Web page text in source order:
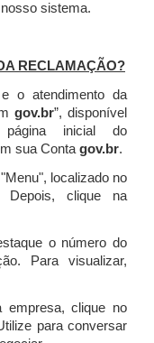
sistema.
RECLAMAÇÃO?
o atendimento da
gov.br”, disponível
inicial do
sua Contagov.br.
localizado no
Depois, clique na
o número do
Para visualizar,
empresa, clique no
para conversar